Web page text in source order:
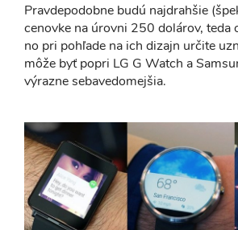
Pravdepodobne budú najdrahšie
cenovke na úrovni 250 dolárov, teda
no pri pohľade na ich dizajn určite
môže byť popri LG G Watch a
výrazne sebavedomejšia.